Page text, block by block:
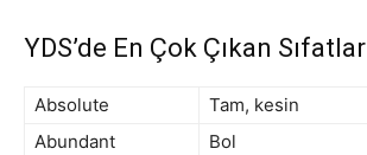
YDS’de En Çok Çıkan Sıfatlar
Absolute
Tam, kesin
Abundant
Bol